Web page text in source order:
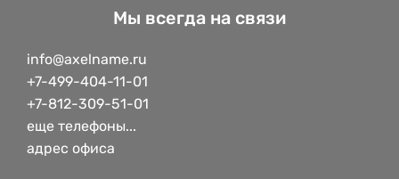
Мы всегда на связи
info@axelname.ru
+7-499-404-11-01
+7-812-309-51-01
еще телефоны...
адрес офиса